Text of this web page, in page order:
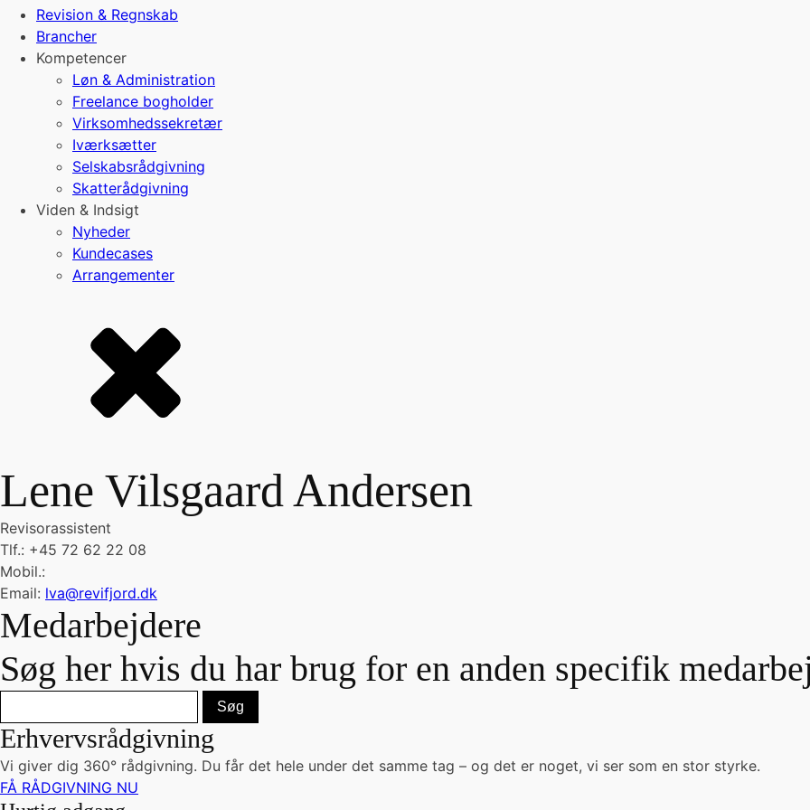
Revision & Regnskab
Brancher
Kompetencer
Løn & Administration
Freelance bogholder
Virksomhedssekretær
Iværksætter
Selskabsrådgivning
Skatterådgivning
Viden & Indsigt
Nyheder
Kundecases
Arrangementer
Lene Vilsgaard Andersen
Revisorassistent
Tlf.: +45 72 62 22 08
Mobil.:
Email: lva@revifjord.dk
Medarbejdere
Søg her hvis du har brug for en anden specifik
Erhvervsrådgivning
Vi giver dig 360° rådgivning. Du får det hele under det samme tag – og det er noget, vi ser som en stor styrke.
FÅ RÅDGIVNING NU